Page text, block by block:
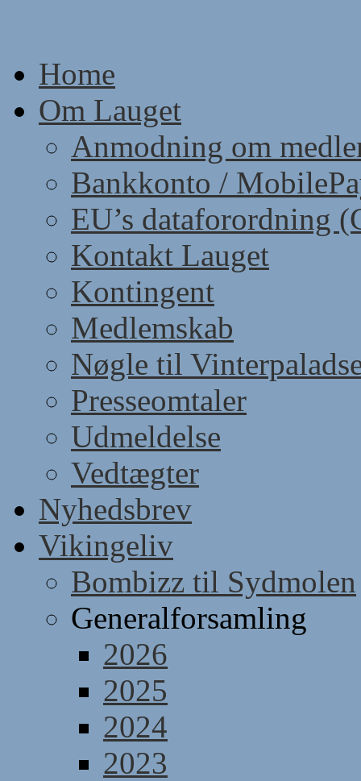
Home
Om Lauget
Anmodning om
Bankkonto /
EU’s dataforordning
Kontakt Lauget
Kontingent
Medlemskab
Nøgle til
Presseomtaler
Udmeldelse
Vedtægter
Nyhedsbrev
Vikingeliv
Bombizz til Sydmolen
Generalforsamling
2026
2025
2024
2023